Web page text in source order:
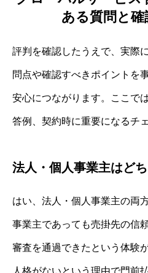
ある質問と確
評判を確認したうえで、実際
問点や確認すべきポイントを
安心につながります。ここで
答例、契約時に重要になるチ
法人・個人事業主はど
はい、法人・個人事業主の両
事業主であっても売掛先の信
審査を通過できたという体験